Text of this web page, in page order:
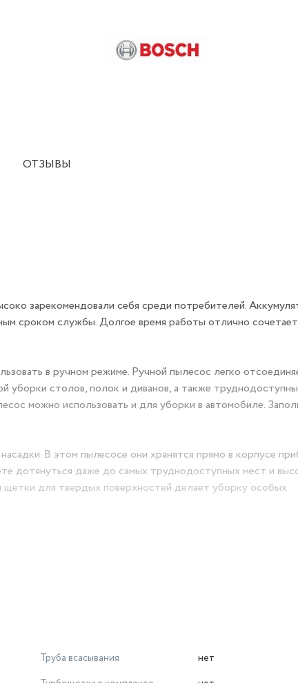
ОТЗЫВЫ
зарекомендовали себя среди потребителей.
сроком службы. Долгое время работы отлично
в ручном режиме. Ручной пылесос легко
уборки столов, полок и диванов, а также
можно использовать и для уборки в автомобиле.
В этом пылесосе они хранятся прямо в корпусе
дотянуться даже до самых труднодоступных мест и
щетки для твердых поверхностей делает уборку особых
AllFloor Power Brush обеспечивает тщательную
очистить мебельную обивку от шерсти,
Труба всасывания
нет